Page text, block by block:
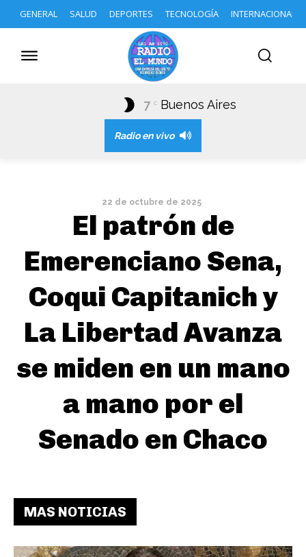
GENERAL SALUD DEPORTES TECNOLOGÍA INTERNACIONAL
7 C Buenos Aires
Radio en vivo
22 de octubre de 2025
El patrón de
Emerenciano Sena,
Coqui Capitanich y
La Libertad Avanza
se miden en un mano
a mano por el
Senado en Chaco
MAS NOTICIAS